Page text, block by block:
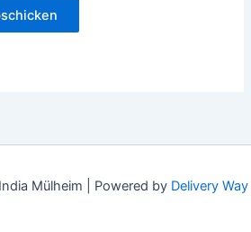
Mülheim | Powered by Delivery Way